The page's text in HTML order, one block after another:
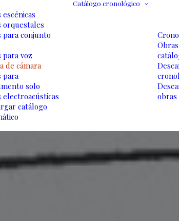
escénicas
orquestales
para conjunto
para voz
de cámara
para
solo
electroacústicas
catálogo
Catálogo cronológico
obras